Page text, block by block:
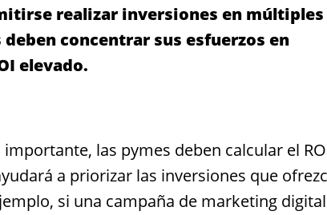
realizar inversiones en múltiples
concentrar sus esfuerzos en
elevado.
las pymes deben calcular el
a priorizar las inversiones que
si una campaña de marketing digital